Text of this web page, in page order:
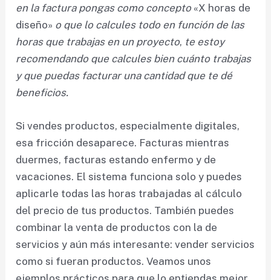
en la factura pongas como concepto «X horas de
diseño» o que lo calcules todo en función de las
horas que trabajas en un proyecto, te estoy
recomendando que calcules bien cuánto trabajas
y que puedas facturar una cantidad que te dé
beneficios.
Si vendes productos, especialmente digitales,
esa fricción desaparece. Facturas mientras
duermes, facturas estando enfermo y de
vacaciones. El sistema funciona solo y puedes
aplicarle todas las horas trabajadas al cálculo
del precio de tus productos. También puedes
combinar la venta de productos con la de
servicios y aún más interesante: vender servicios
como si fueran productos. Veamos unos